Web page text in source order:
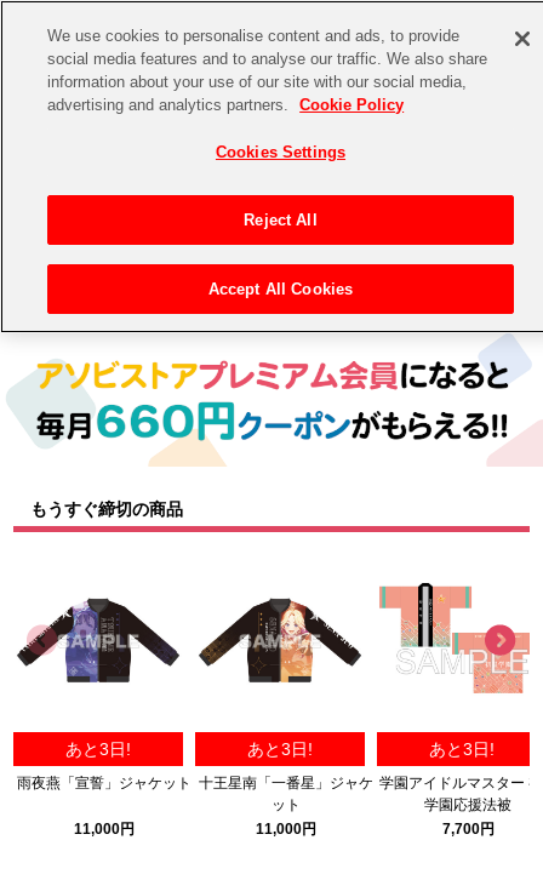
CHANNEL STORE EVENT
ゲーム 電子書籍
EVENT
ASOBI STAGE
その他先行受付
プレミアム会員とは
アイドルマスターシリーズ
アイドルマスター
アイドルマスター ミリオンライブ！
アイドルマスター SideM
学園アイドルマスター
テイルズ オブ シリーズ
イベントグッズ
トイ・ホビー
アイドルマスター シリーズ> 学園アイドルマスター
もうすぐ締切の商品
あと3日!
雨夜燕「宣誓」ジャケット
11,000円
あと3日!
十王星南「一番星」ジャケ
ット
11,000円
あと3日!
学園アイドルマスター
学園応援法被
7,700円
We use cookies to personalise content and ads, to provide
social media features and to analyse our traffic. We also share
information about your use of our site with our social media,
advertising and analytics partners.
Cookie Policy
Cookies Settings
Reject All
Accept All Cookies